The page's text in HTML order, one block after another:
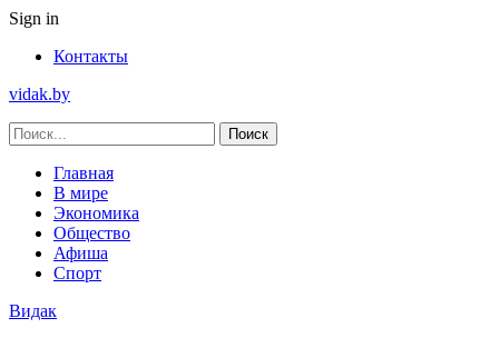
Sign in
Контакты
vidak.by
Главная
В мире
Экономика
Общество
Афиша
Спорт
Видак